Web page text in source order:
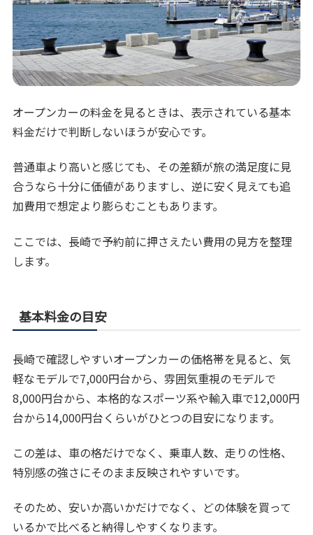
オープンカーの料金を見るときは、表示されている基本
料金だけで判断しないほうが安心です。
普通車より高いと感じても、その差額が旅の満足度に見
合うなら十分に価値がありますし、逆に安く見えても追
加費用で想定より膨らむこともあります。
ここでは、長崎で予約前に押さえたい費用の見方を整理
します。
基本料金の目安
長崎で確認しやすいオープンカーの価格帯を見ると、気
軽なモデルで7,000円台から、雰囲気重視のモデルで
8,000円台から、本格的なスポーツ系や輸入車で12,000円
台から14,000円台くらいがひとつの目安になります。
この差は、車の格だけでなく、乗車人数、走りの性格、
特別感の強さにそのまま反映されやすいです。
そのため、安いか高いかだけでなく、どの体験を買って
いるかで比べると納得しやすくなります。